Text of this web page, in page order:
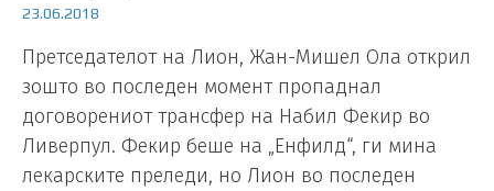
23.06.2018
Претседателот на Лион, Жан-Мишел Ола открил
зошто во последен момент пропаднал
договорениот трансфер на Набил Фекир во
Ливерпул. Фекир беше на „Енфилд“, ги мина
лекарските преледи, но Лион во последен